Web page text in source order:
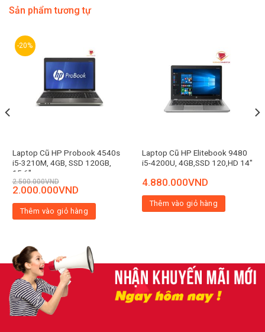
Sản phẩm tương tự
-20%
Laptop Cũ HP Probook 4540s
i5-3210M, 4GB, SSD 120GB,
15.6″
2.500.000VND
2.000.000VND
Thêm vào giỏ hàng
Laptop Cũ HP Elitebook 9480
i5-4200U, 4GB,SSD 120,HD 14″
4.880.000VND
Thêm vào giỏ hàng